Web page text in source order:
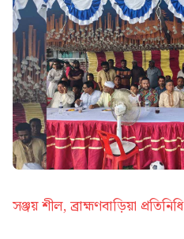
সঞ্জয় শীল, ব্রাহ্মণবাড়িয়া প্রতিনিধি